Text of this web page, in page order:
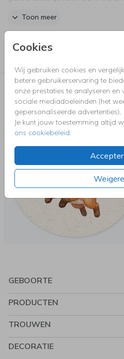
Cookies
Wij gebruiken cookies en
betere gebruikerservaring te
onze prestaties te analyseren en
sociale mediadoeleinden (het
gepersonaliseerde advertenties).
Je kunt jouw toestemming altijd
ons cookiebeleid.
Toon meer
Collectie
Nog meer in deze stijl
Sluitsticker
GEBOORTE
PRODUCTEN
TROUWEN
DECORATIE